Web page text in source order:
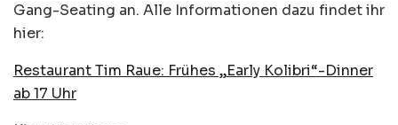
Gang-Seating an. Alle Informationen dazu findet ihr
hier:
Restaurant Tim Raue: Frühes „Early Kolibri“-Dinner
ab 17 Uhr